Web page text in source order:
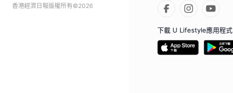
香港經濟日報版權所有©2026
下載 U Lifestyle應用程式